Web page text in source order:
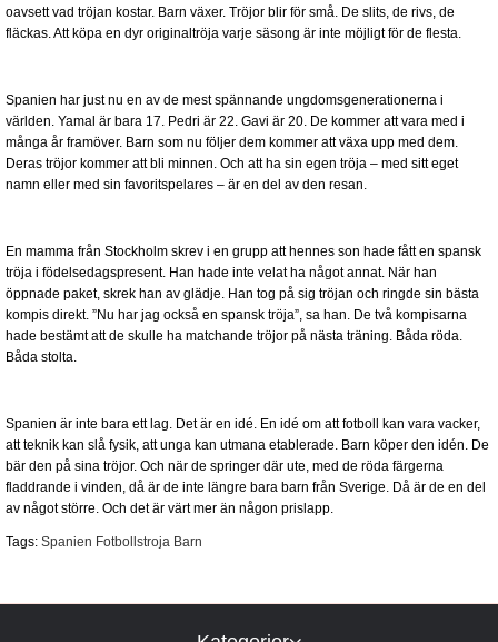
oavsett vad tröjan kostar. Barn växer. Tröjor blir för små. De slits, de rivs, de
fläckas. Att köpa en dyr originaltröja varje säsong är inte möjligt för de flesta.
Spanien har just nu en av de mest spännande ungdomsgenerationerna i
världen. Yamal är bara 17. Pedri är 22. Gavi är 20. De kommer att vara med i
många år framöver. Barn som nu följer dem kommer att växa upp med dem.
Deras tröjor kommer att bli minnen. Och att ha sin egen tröja – med sitt eget
namn eller med sin favoritspelares – är en del av den resan.
En mamma från Stockholm skrev i en grupp att hennes son hade fått en spansk
tröja i födelsedagspresent. Han hade inte velat ha något annat. När han
öppnade paket, skrek han av glädje. Han tog på sig tröjan och ringde sin bästa
kompis direkt. ”Nu har jag också en spansk tröja”, sa han. De två kompisarna
hade bestämt att de skulle ha matchande tröjor på nästa träning. Båda röda.
Båda stolta.
Spanien är inte bara ett lag. Det är en idé. En idé om att fotboll kan vara vacker,
att teknik kan slå fysik, att unga kan utmana etablerade. Barn köper den idén. De
bär den på sina tröjor. Och när de springer där ute, med de röda färgerna
fladdrande i vinden, då är de inte längre bara barn från Sverige. Då är de en del
av något större. Och det är värt mer än någon prislapp.
Tags: Spanien Fotbollstroja Barn